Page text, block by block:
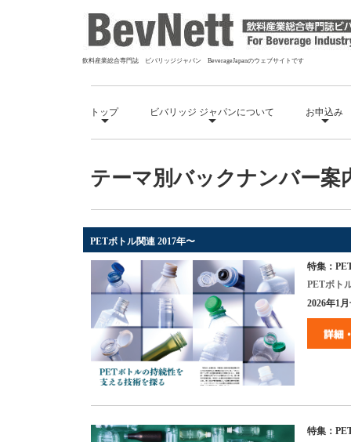
飲料産業総合専門誌 ビバリッジジャパン BeverageJapanのウェブサイトです
トップ ビバリッジ ジャパンについて お申込み
テーマ別バックナンバー案
PETボトル関連 2017年〜
特集：
PETボト
2026年1
特集：